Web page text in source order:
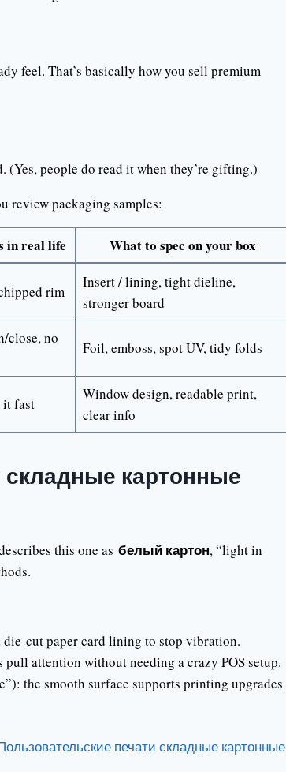
feel. That’s basically how you sell premium
people do read it when they’re gifting.)
review packaging samples:
in real life What to spec on your box
rim
Insert / lining, tight dieline,
stronger board
close, no
Foil, emboss, spot UV, tidy folds
it fast
Window design, readable print,
clear info
складные картонные
this one as белый картон, “light in
die-cut paper card lining to stop vibration.
attention without needing a crazy POS setup.
the smooth surface supports printing upgrades
печати складные картонные